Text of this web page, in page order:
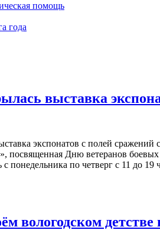
помощь
года
выставка
посвященная Дню ветеранов
по четверг с 11 до 19
вологодском